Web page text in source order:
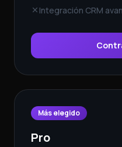
Integración CRM
Más elegido
Pro